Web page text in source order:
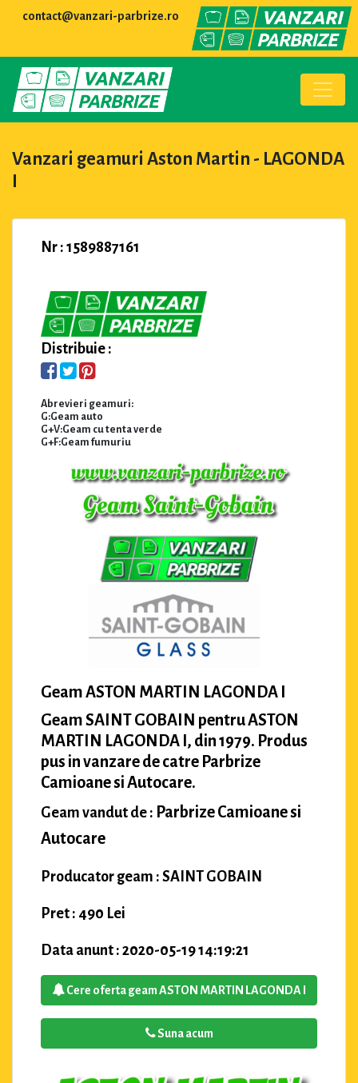
contact@vanzari-parbrize.ro
Vanzari geamuri Aston Martin - LAGONDA
Nr : 1589887161
Distribuie :
Abrevieri geamuri:
G:Geam auto
G+V:Geam cu tenta verde
G+F:Geam fumuriu
Geam ASTON MARTIN LAGONDA I
Geam SAINT GOBAIN pentru ASTON
MARTIN LAGONDA I, din 1979. Produs
pus in vanzare de catre Parbrize
Camioane si Autocare.
Geam vandut de : Parbrize Camioane si
Autocare
Producator geam : SAINT GOBAIN
Pret : 490 Lei
Data anunt : 2020-05-19 14:19:21
Cere oferta geam ASTON MARTIN LAGONDA I
Suna acum